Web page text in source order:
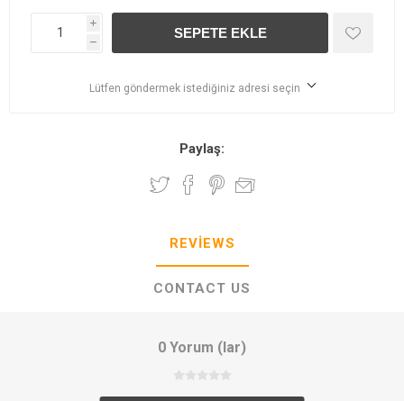
i
h
Lütfen göndermek istediğiniz adresi seçin
Paylaş:
REVIEWS
CONTACT US
0 Yorum (lar)